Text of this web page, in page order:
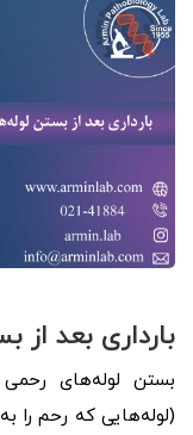
بارداری بعد
بستن لوله‌های
(لوله‌هایی که رحم را